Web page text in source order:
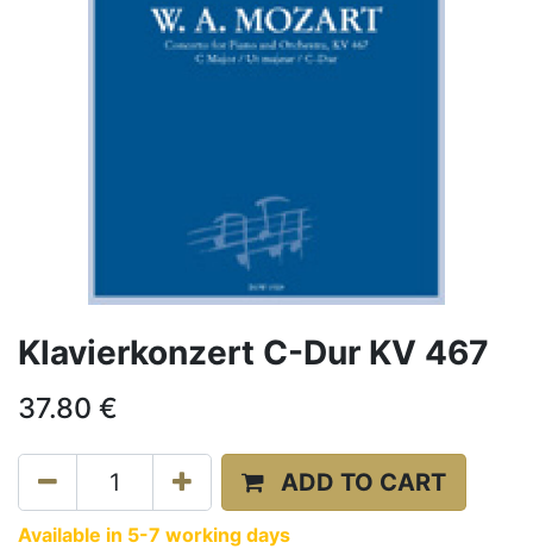
Klavierkonzert C-Dur KV 467
37.80 €
ADD TO CART
Available in 5-7 working days